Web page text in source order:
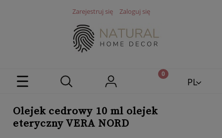
Zarejestruj się Zaloguj się
PL
Olejek cedrowy 10 ml olejek
eteryczny VERA NORD